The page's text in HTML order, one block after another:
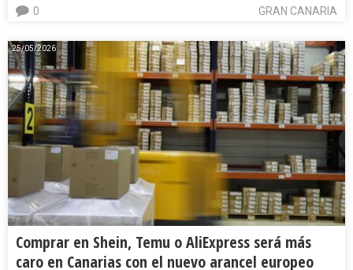
GRAN CANARIA
0
25/05/2026
Comprar en Shein, Temu o AliExpress será más
caro en Canarias con el nuevo arancel europeo